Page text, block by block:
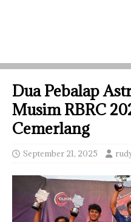
Dua Pebalap
Musim RBRC
Cemerlang
September 21, 2025